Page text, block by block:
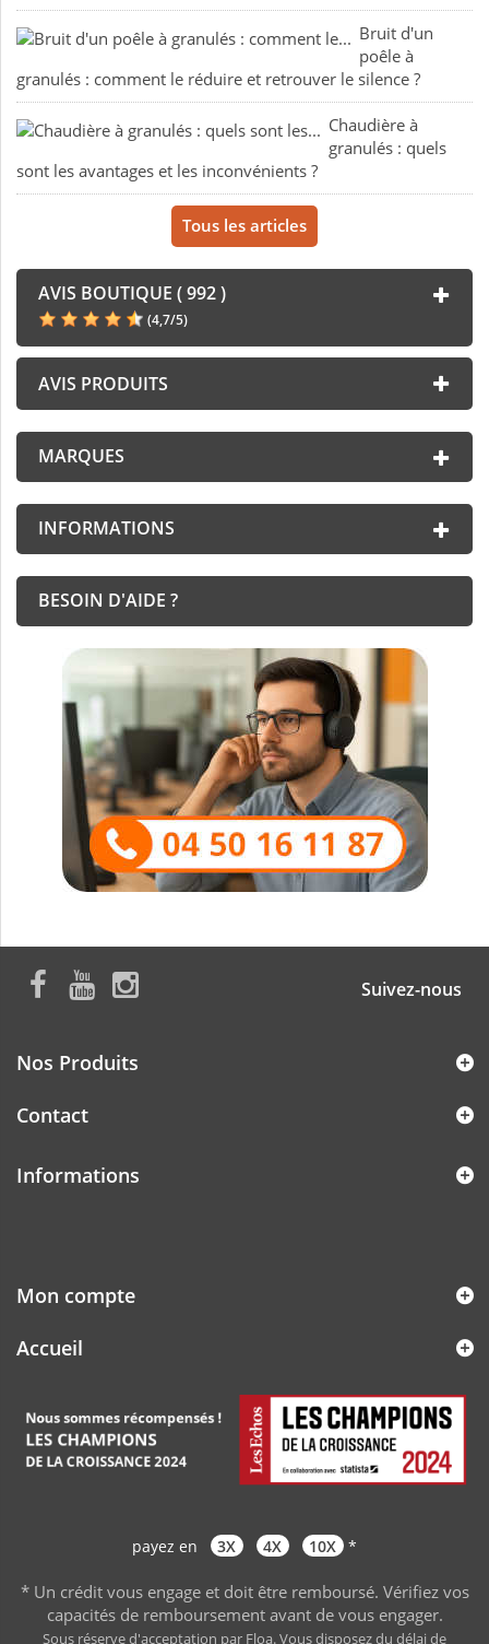
Bruit d'un
poêle à
granulés : comment le réduire et retrouver le silence ?
Chaudière à
granulés : quels
sont les avantages et les inconvénients ?
Tous les articles
AVIS BOUTIQUE ( 992 )
(4,7/5)
AVIS PRODUITS
MARQUES
INFORMATIONS
BESOIN D'AIDE ?
Suivez-nous
Nos Produits
Contact
Informations
Mon compte
Accueil
payez en 3X 4X 10X *
* Un crédit vous engage et doit être remboursé. Vérifiez vos
capacités de remboursement avant de vous engager.
Sous réserve d'acceptation par Floa. Vous disposez du délai de